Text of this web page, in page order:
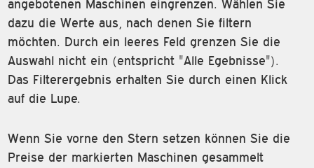
angebotenen Maschinen eingrenzen. Wählen Sie
dazu die Werte aus, nach denen Sie filtern
möchten. Durch ein leeres Feld grenzen Sie die
Auswahl nicht ein (entspricht "Alle Egebnisse").
Das Filterergebnis erhalten Sie durch einen Klick
auf die Lupe.
Wenn Sie vorne den Stern setzen können Sie die
Preise der markierten Maschinen gesammelt